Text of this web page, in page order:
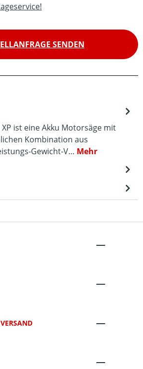
SENDEN
ist eine Akku Motorsäge mit
Kombination aus
Gewicht-V… Mehr